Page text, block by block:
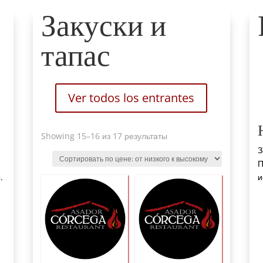
Закуски и
тапас
Ver todos los entrantes
Showing 15–16 из 17 результатыSorted
price:
от
к
высокому